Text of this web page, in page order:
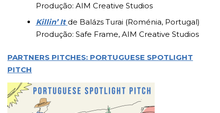
Produção: AIM Creative Studios
Killin’ It de Balázs Turai (Roménia, Portugal)
Produção: Safe Frame, AIM Creative Studios
PARTNERS PITCHES: PORTUGUESE SPOTLIGHT
PITCH